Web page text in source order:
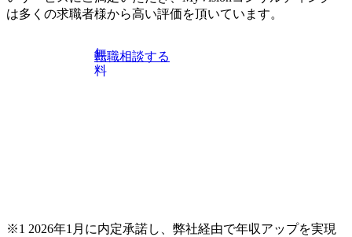
は多くの求職者様から高い評価を頂いています。
無
料
転職相談する
※1 2026年1月に内定承諾し、弊社経由で年収アップを実現